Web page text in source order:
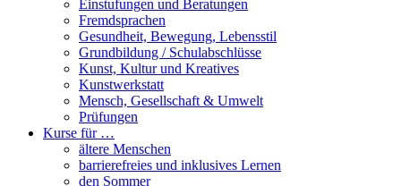
Einstufungen und Beratungen
Fremdsprachen
Gesundheit, Bewegung, Lebensstil
Grundbildung / Schulabschlüsse
Kunst, Kultur und Kreatives
Kunstwerkstatt
Mensch, Gesellschaft & Umwelt
Prüfungen
Kurse für …
ältere Menschen
barrierefreies und inklusives Lernen
den Sommer